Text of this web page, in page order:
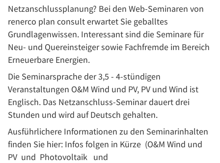
Netzanschlussplanung? Bei den Web-Seminaren von
renerco plan consult erwartet Sie geballtes
Grundlagenwissen. Interessant sind die Seminare für
Neu- und Quereinsteiger sowie Fachfremde im Bereich
Erneuerbare Energien.
Die Seminarsprache der 3,5 - 4-stündigen
Veranstaltungen O&M Wind und PV, PV und Wind ist
Englisch. Das Netzanschluss-Seminar dauert drei
Stunden und wird auf Deutsch gehalten.
Ausführlichere Informationen zu den Seminarinhalten
finden Sie hier: Infos folgen in Kürze (O&M Wind und
PV und Photovoltaik und